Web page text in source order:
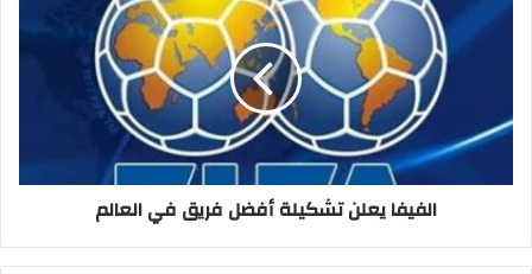
يعلن
تشكيلة
العالم
الفيفا يعلن تشكيلة أفضل فريق في العالم